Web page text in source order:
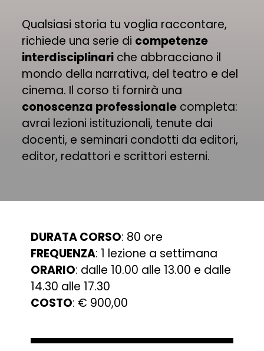
Qualsiasi storia tu voglia raccontare,
richiede una serie di competenze
interdisciplinari che abbracciano il
mondo della narrativa, del teatro e del
cinema. Il corso ti fornirà una
conoscenza professionale completa:
avrai lezioni istituzionali, tenute dai
docenti, e seminari condotti da editori,
editor, redattori e scrittori esterni.
DURATA CORSO: 80 ore
FREQUENZA: 1 lezione a settimana
ORARIO: dalle 10.00 alle 13.00 e dalle
14.30 alle 17.30
COSTO: € 900,00